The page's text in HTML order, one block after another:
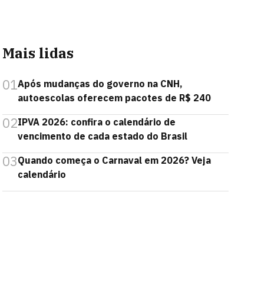
Mais lidas
01Após mudanças do governo na CNH,
autoescolas oferecem pacotes de R$ 240
02IPVA 2026: confira o calendário de
vencimento de cada estado do Brasil
03Quando começa o Carnaval em 2026? Veja
calendário